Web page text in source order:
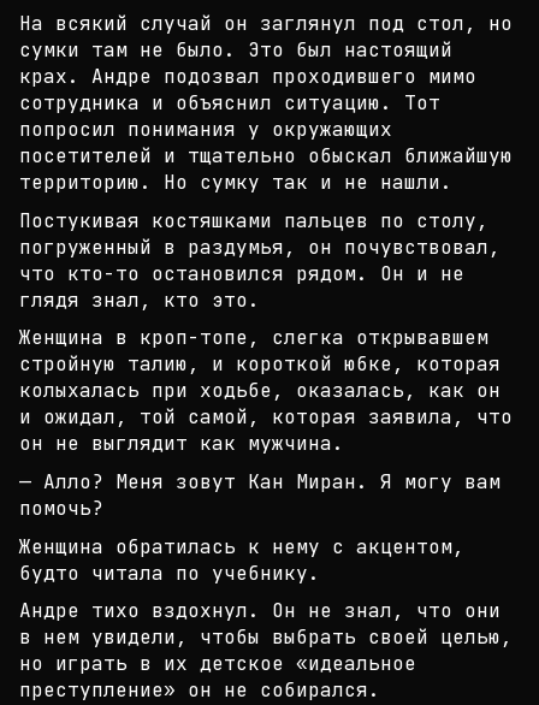
На всякий случай он заглянул под стол, но
сумки там не было. Это был настоящий
крах. Андре подозвал проходившего мимо
сотрудника и объяснил ситуацию. Тот
попросил понимания у окружающих
посетителей и тщательно обыскал ближайшую
территорию. Но сумку так и не нашли.
Постукивая костяшками пальцев по столу,
погруженный в раздумья, он почувствовал,
что кто-то остановился рядом. Он и не
глядя знал, кто это.
Женщина в кроп-топе, слегка открывавшем
стройную талию, и короткой юбке, которая
колыхалась при ходьбе, оказалась, как он
и ожидал, той самой, которая заявила, что
он не выглядит как мужчина.
— Алло? Меня зовут Кан Миран. Я могу вам
помочь?
Женщина обратилась к нему с акцентом,
будто читала по учебнику.
Андре тихо вздохнул. Он не знал, что они
в нем увидели, чтобы выбрать своей целью,
но играть в их детское «идеальное
преступление» он не собирался.